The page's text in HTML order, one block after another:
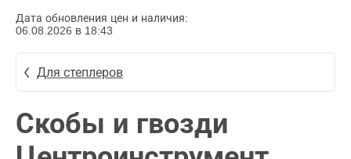
Дата обновления цен и наличия:
06.08.2026 в 18:43
Для степлеров
Скобы и гвозди